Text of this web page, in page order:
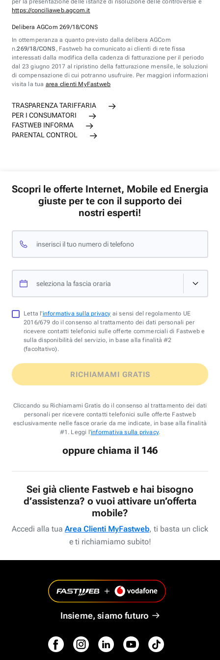
per la presentazione delle istanze di risoluzione delle controversie è
https://conciliaweb.agcom.it
Delibera AGCom 269/18/CONS
In ottemperanza a quanto previsto dalla delibera AGCom
n.269/18/CONS , Fastweb ha comunicato ai clienti di rete fissa
interessati dalla modifica della cadenza di fatturazione per il periodo
dal 23 giugno 2017 al ripristino della fatturazione mensile, le soluzioni
di compensazione di cui potranno usufruire. Per maggiori informazioni
visita la tua area clienti MyFastweb
TRASPARENZA TARIFFARIA
PER I CONSUMATORI
FASTWEB INFORMA
PARENTAL CONTROL
Scopri le offerte Internet, Mobile ed Energia
giuste per te con il supporto dei
nostri esperti!
inserisci il tuo numero di telefono
seleziona la fascia oraria
Letta l'informativa sulla privacy ai sensi del regolamento UE
2016/679 do il consenso al trattamento dei dati personali per
ricevere contatti telefonici sulle offerte commerciali di Fastweb e
sulla disponibilità del servizio, in base alla finalità #2
(facoltativo).
RICHIAMAMI GRATIS
Cliccando su Richiamami Gratis do il consenso al trattamento dei dati
personali per ricevere contatti telefonici sulle offerte Fastweb
esclusivamente nelle fasce orarie da me indicate, in base alla finalità
#1. Leggi l'informativa sulla privacy.
oppure chiama il 146
Sei già cliente Fastweb e hai bisogno
d’assistenza? o vuoi attivare un’offerta
mobile?
Accedi alla tua Area Clienti MyFastweb, ti basta un click
e ti richiamiamo subito!
Insieme, siamo futuro